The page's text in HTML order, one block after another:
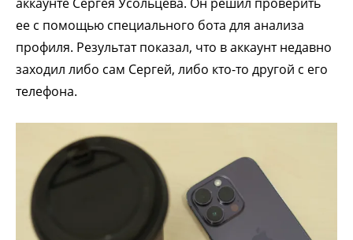
ее с помощью специального бота для анализа
профиля. Результат показал, что в аккаунт недавно
заходил либо сам Сергей, либо кто-то другой с его
телефона.